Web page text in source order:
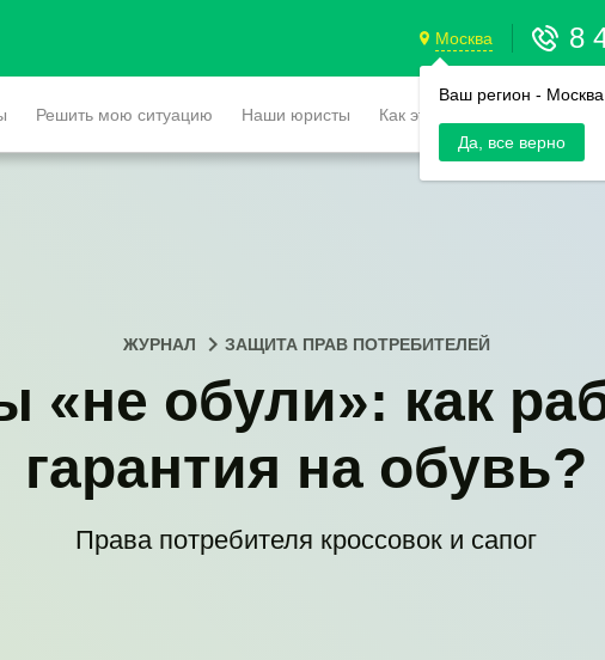
Москва
Ваш регион - Москва
Да, все верно
8
Решить мою ситуацию Наши юристы Как это работает
ЖУРНАЛ ЗАЩИТА ПРАВ ПОТРЕБИТЕЛЕЙ
«не обули»: как
гарантия на обувь?
Права потребителя кроссовок и сапог